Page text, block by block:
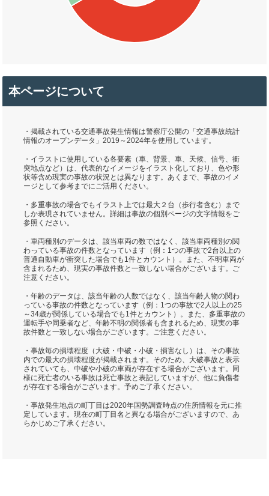
本ページについて
・掲載されている交通事故発生情報は警察庁公開の「交通事故統計
情報のオープンデータ」2019～2024年を使用しています。
・イラストに使用している各要素（車、背景、車、天候、信号、衝
突地点など）は、代表的なイメージをイラスト化しており、色や形
状等含め現実の事故の状況とは異なります。あくまで、事故のイメ
ージとして参考までにご活用ください。
・多重事故の場合でもイラスト上では最大２台（歩行者含む）まで
しか表現されていません。詳細は事故の個別ページの文字情報をご
参照ください。
・車両種別のデータは、該当車両の数ではなく、該当車両種別の関
わっている事故の件数となっています（例：1つの事故で2台以上の
普通自動車が衝突した場合でも1件とカウント）。また、不明車両が
含まれるため、現実の事故件数と一致しない場合がございます。ご
注意ください。
・年齢のデータは、該当年齢の人数ではなく、該当年齢人物の関わ
っている事故の件数となっています（例：1つの事故で2人以上の25
～34歳が関係している場合でも1件とカウント）。また、多重事故の
運転手や同乗者など、年齢不明の関係者も含まれるため、現実の事
故件数と一致しない場合がございます。ご注意ください。
・事故毎の損壊程度（大破・中破・小破・損害なし）は、その事故
内での最大の損壊程度が掲載されます。そのため、大破事故と表示
されていても、中破や小破の車両が存在する場合がございます。同
様に死亡者のいる事故は死亡事故と表記していますが、他に負傷者
が存在する場合がございます。予めご了承ください。
・事故発生地点の町丁目は2020年国勢調査時点の住所情報を元に推
定しています。現在の町丁目名と異なる場合がございますので、あ
らかじめご了承ください。